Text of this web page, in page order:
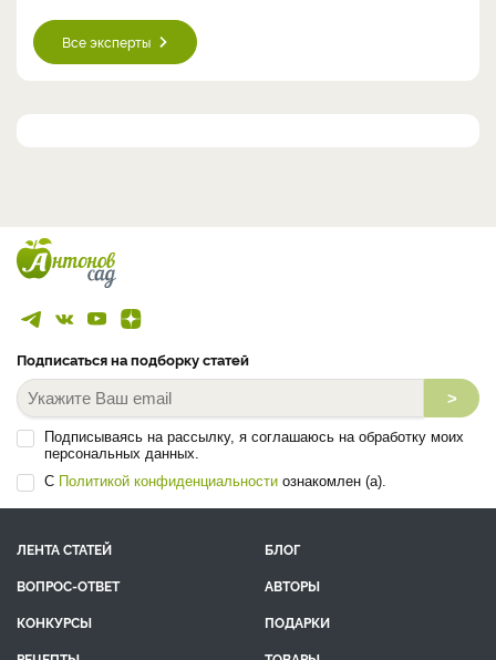
Все эксперты
Подписаться на подборку статей
>
Подписываясь на рассылку, я соглашаюсь на обработку моих
персональных данных.
С Политикой конфиденциальности ознакомлен (а).
ЛЕНТА СТАТЕЙ
БЛОГ
ВОПРОС-ОТВЕТ
АВТОРЫ
КОНКУРСЫ
ПОДАРКИ